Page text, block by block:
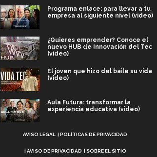
Programa enlace: para llevar a tu
empresa al siguiente nivel (video)
¿Quieres emprender? Conoce el
nuevo HUB de Innovación del Tec
(video)
El joven que hizo del baile su vida
(video)
Aula Futura: transformar la
experiencia educativa (video)
Más que un festival cultural: así es
AVISO LEGAL POLÍTICAS DE PRIVACIDAD
AVISO DE PRIVACIDAD SOBRE EL SITIO